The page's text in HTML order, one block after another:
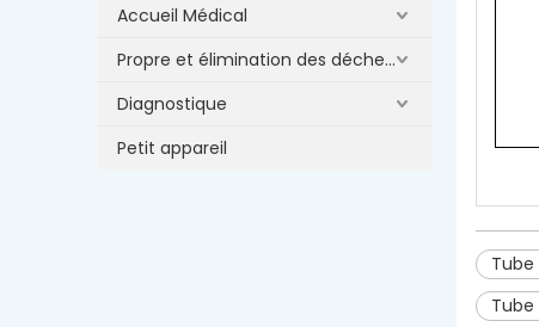
Accueil Médical
Propre et élimination des déchets
Diagnostique
Petit appareil